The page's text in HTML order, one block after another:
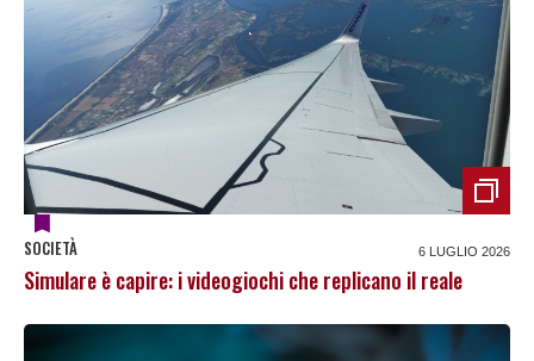
SOCIETÀ 6 LUGLIO 2026
Simulare è capire: i videogiochi che replicano il reale